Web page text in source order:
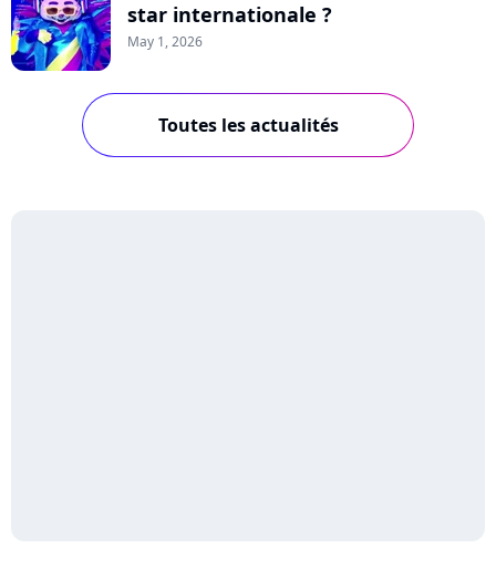
star internationale ?
May 1, 2026
Toutes les actualités